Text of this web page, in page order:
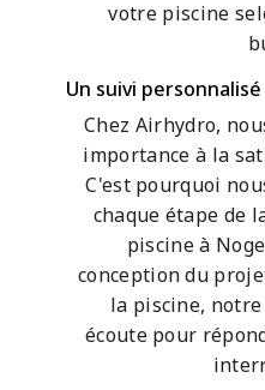
votre piscine
Un suivi
Chez Airhydro,
importance à la
C'est pourquoi
chaque étape de
piscine à
conception du
la piscine,
écoute pour